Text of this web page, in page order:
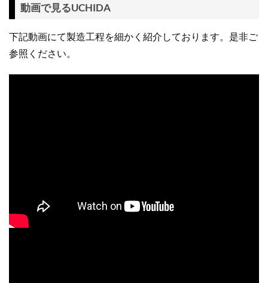
動画で見るUCHIDA
下記動画にて製造工程を細かく紹介しております。是非ご
参照ください。